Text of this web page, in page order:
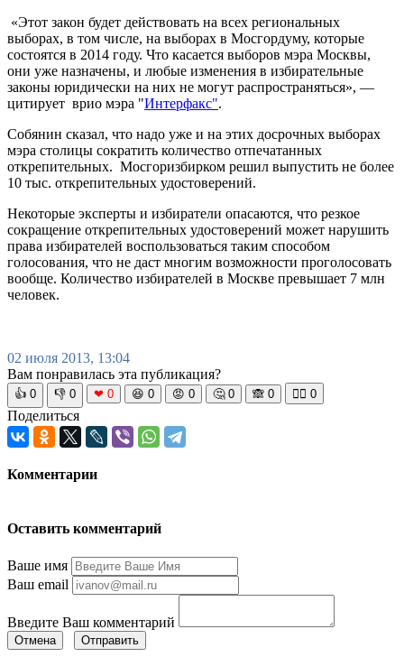
«Этот закон будет действовать на всех региональных
выборах, в том числе, на выборах в Мосгордуму, которые
состоятся в 2014 году. Что касается выборов мэра Москвы,
они уже назначены, и любые изменения в избирательные
законы юридически на них не могут распространяться», —
цитирует врио мэра "Интерфакс".
Собянин сказал, что надо уже и на этих досрочных выборах
мэра столицы сократить количество отпечатанных
открепительных. Мосгоризбирком решил выпустить не более
10 тыс. открепительных удостоверений.
Некоторые эксперты и избиратели опасаются, что резкое
сокращение открепительных удостоверений может нарушить
права избирателей воспользоваться таким способом
голосования, что не даст многим возможности проголосовать
вообще. Количество избирателей в Москве превышает 7 млн
человек.
02 июля 2013, 13:04
Вам понравилась эта публикация?
👍 0 👎 0 ❤ 0 😆 0 😡 0 🤔 0 🙈 0 🧘‍♀️ 0
Поделиться
Комментарии
Оставить комментарий
Ваше имя
Ваш email
Введите Ваш комментарий
Отмена Отправить